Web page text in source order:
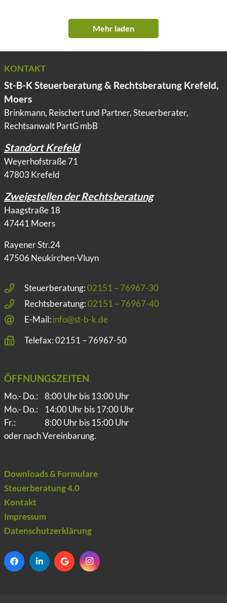
Mehr laden
KONTAKT
St-B-K Steuerberatung & Rechtsberatung Krefeld,
Moers
Brinkmann, Reischert und Partner, Steuerberater,
Rechtsanwalt PartG mbB
Standort Krefeld
Weyerhofstraße 71
47803 Krefeld
Zweigstellen der Rechtsberatung
Haagstraße 18
47441 Moers
Rayener Str.24
47506 Neukirchen-Vluyn
Steuerberatung:02151 – 76967-30
Rechtsberatung:02151 – 76967-40
E-Mail: info@st-b-k.de
Telefax: 02151 – 76967-50
ÖFFNUNGSZEITEN
Mo.- Do.:
8:00 Uhr bis 13:00 Uhr
Mo.- Do.:
14:00 Uhr bis 17:00 Uhr
Fr.:
8:00 Uhr bis 15:00 Uhr
oder nach Vereinbarung.
Downloads & Formulare
Steuerberatung 4.0
Kontakt
Impressum
Datenschutzerklärung